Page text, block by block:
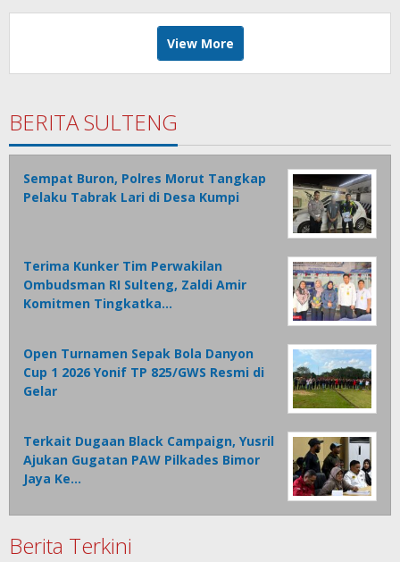
View More
BERITA SULTENG
Sempat Buron, Polres Morut Tangkap
Pelaku Tabrak Lari di Desa Kumpi
Terima Kunker Tim Perwakilan
Ombudsman RI Sulteng, Zaldi Amir
Komitmen Tingkatka…
Open Turnamen Sepak Bola Danyon
Cup 1 2026 Yonif TP 825/GWS Resmi di
Gelar
Terkait Dugaan Black Campaign, Yusril
Ajukan Gugatan PAW Pilkades Bimor
Jaya Ke…
Berita Terkini